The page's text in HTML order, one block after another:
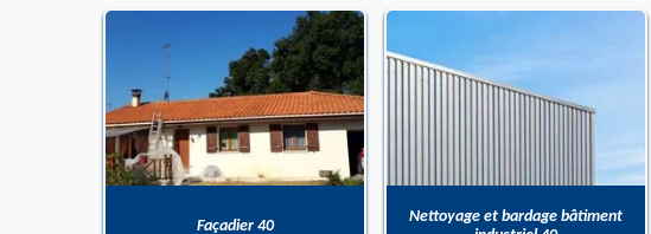
Façadier 40
Nettoyage et bardage bâtiment